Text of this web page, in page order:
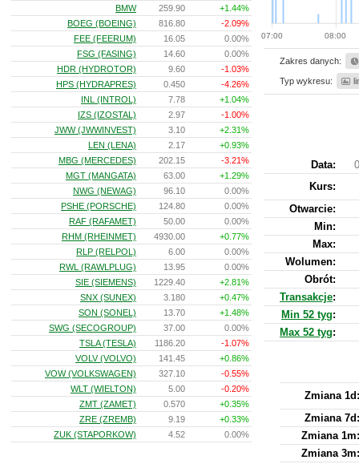
07:00 08:00
Zakres danych:
Typ wykresu:
Data:
Kurs:
Otwarcie:
Min:
Max:
Wolumen:
Obrót:
Transakcje:
Min 52 tyg:
Max 52 tyg:
Zmiana 1d:
Zmiana 7d:
Zmiana 1m:
Zmiana 3m:
BMW
259.90
+1.44%
BOEG (BOEING)
816.80
-2.09%
FEE (FEERUM)
16.05
0.00%
FSG (FASING)
14.60
0.00%
HDR (HYDROTOR)
9.60
-1.03%
HPS (HYDRAPRES)
0.450
-4.26%
INL (INTROL)
7.78
+1.04%
IZS (IZOSTAL)
2.97
-1.00%
JWW (JWWINVEST)
3.10
+2.31%
LEN (LENA)
2.17
+0.93%
MBG (MERCEDES)
202.15
-3.21%
MGT (MANGATA)
63.00
+1.29%
NWG (NEWAG)
96.10
0.00%
PSHE (PORSCHE)
124.80
0.00%
RAF (RAFAMET)
50.00
0.00%
RHM (RHEINMET)
4930.00
+0.77%
RLP (RELPOL)
6.00
0.00%
RWL (RAWLPLUG)
13.95
0.00%
SIE (SIEMENS)
1229.40
+2.81%
SNX (SUNEX)
3.180
+0.47%
SON (SONEL)
13.70
+1.48%
SWG (SECOGROUP)
37.00
0.00%
TSLA (TESLA)
1186.20
-1.07%
VOLV (VOLVO)
141.45
+0.86%
VOW (VOLKSWAGEN)
327.10
-0.55%
WLT (WIELTON)
5.00
-0.20%
ZMT (ZAMET)
0.570
+0.35%
ZRE (ZREMB)
9.19
+0.33%
ZUK (STAPORKOW)
4.52 0.00%